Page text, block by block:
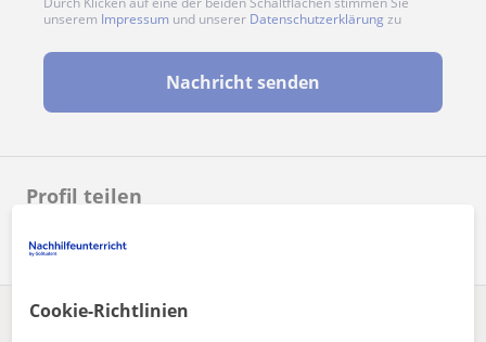
Profil teilen
unserem Impressum und unserer Datenschutzerklärung zu
Nachricht senden
Cookie-Richtlinien